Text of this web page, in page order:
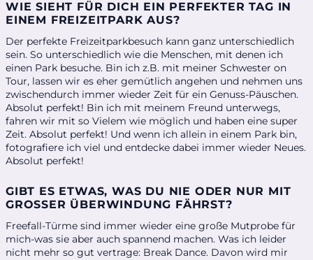
WIE SIEHT FÜR DICH EIN PERFEKTER TAG IN
EINEM FREIZEITPARK AUS?
Der perfekte Freizeitparkbesuch kann ganz unterschiedlich
sein. So unterschiedlich wie die Menschen, mit denen ich
einen Park besuche. Bin ich z.B. mit meiner Schwester on
Tour, lassen wir es eher gemütlich angehen und nehmen uns
zwischendurch immer wieder Zeit für ein Genuss-Päuschen.
Absolut perfekt! Bin ich mit meinem Freund unterwegs,
fahren wir mit so Vielem wie möglich und haben eine super
Zeit. Absolut perfekt! Und wenn ich allein in einem Park bin,
fotografiere ich viel und entdecke dabei immer wieder Neues.
Absolut perfekt!
GIBT ES ETWAS, WAS DU NIE ODER NUR MIT
GROSSER ÜBERWINDUNG FÄHRST?
Freefall-Türme sind immer wieder eine große Mutprobe für
mich-was sie aber auch spannend machen. Was ich leider
nicht mehr so gut vertrage: Break Dance. Davon wird mir